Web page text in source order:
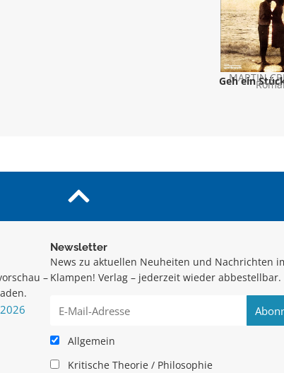
MARTIN
Geh ein
–
Newsletter
News zu aktuellen Neuheiten und Nachrichten
Klampen! Verlag – jederzeit wieder abbestellbar.
Allgemein
Kritische Theorie / Philosophie